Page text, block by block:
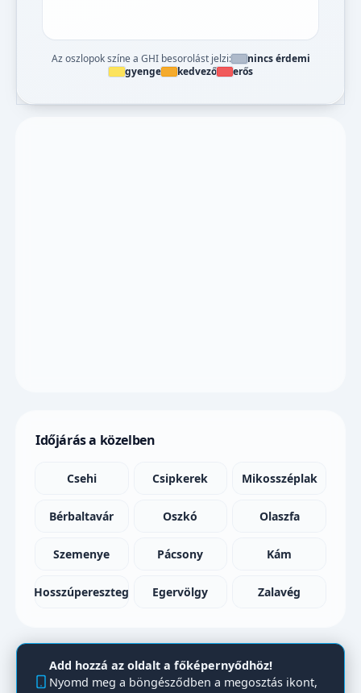
Az oszlopok színe a GHI besorolást jelzi:
nincs érdemi
gyenge
kedvező erős
Időjárás a közelben
Csehi Csipkerek Mikosszéplak
Bérbaltavár Oszkó Olaszfa
Szemenye Pácsony Kám
Hosszúpereszteg Egervölgy Zalavég
Add hozzá az oldalt a főképernyődhöz!
Nyomd meg a böngésződben a megosztás ikont,